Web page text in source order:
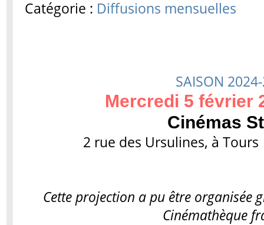
Catégorie : Diffusions mensuelles
SAISON
Mercredi 5 février
Cinémas
2 rue des Ursulines, à
Cette projection a pu être organisée
Cinémathèque